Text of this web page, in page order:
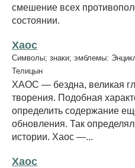
смешение всех
состоянии.
Хаос
Символы; знаки; эмблемы:
Телицын
ХАОС — бездна, великая
творения. Подобная
определить содержание
обновления. Так
истории. Хаос —...
Хаос